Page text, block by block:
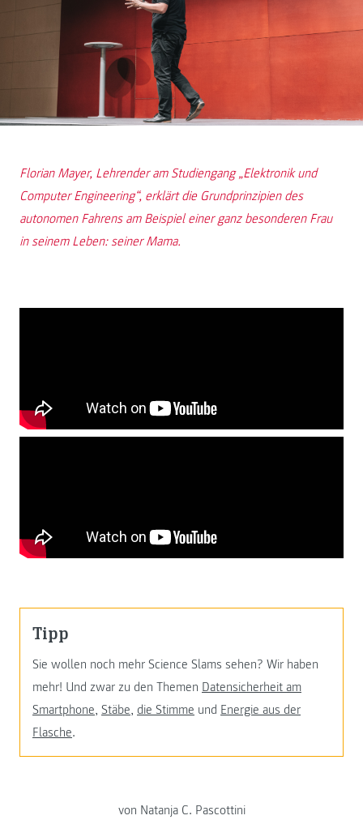
Florian Mayer, Lehrender am Studiengang „Elektronik und
Computer Engineering“, erklärt die Grundprinzipien des
autonomen Fahrens am Beispiel einer ganz besonderen Frau
in seinem Leben: seiner Mama.
Tipp
Sie wollen noch mehr Science Slams sehen? Wir haben
mehr! Und zwar zu den Themen Datensicherheit am
Smartphone, Stäbe, die Stimme und Energie aus der
Flasche.
von Natanja C. Pascottini